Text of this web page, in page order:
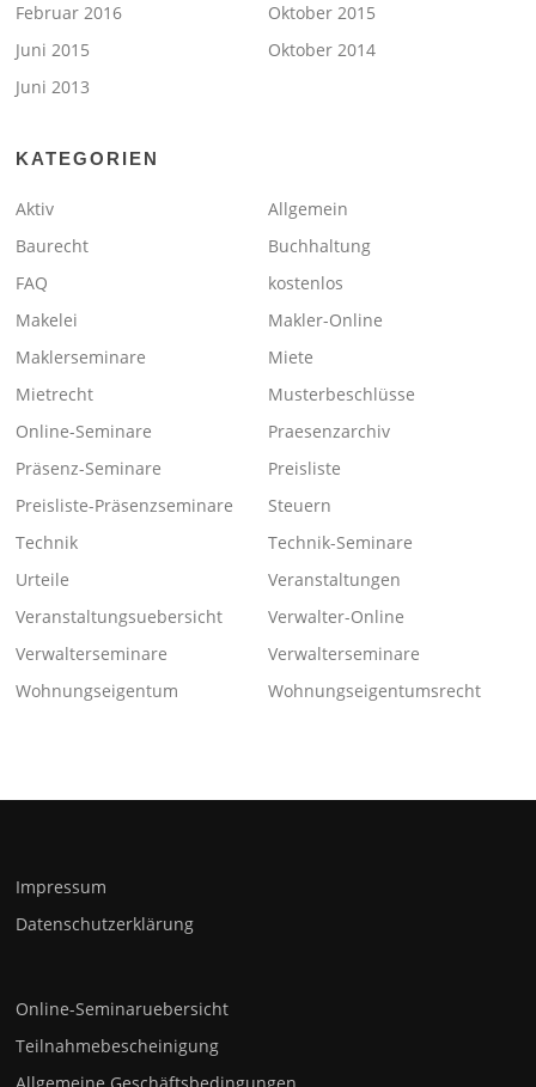
Februar 2016
Oktober 2015
Juni 2015
Oktober 2014
Juni 2013
KATEGORIEN
Aktiv
Allgemein
Baurecht
Buchhaltung
FAQ
kostenlos
Makelei
Makler-Online
Maklerseminare
Miete
Mietrecht
Musterbeschlüsse
Online-Seminare
Praesenzarchiv
Präsenz-Seminare
Preisliste
Preisliste-Präsenzseminare
Steuern
Technik
Technik-Seminare
Urteile
Veranstaltungen
Veranstaltungsuebersicht
Verwalter-Online
Verwalterseminare
Verwalterseminare
Wohnungseigentum
Wohnungseigentumsrecht
Impressum
Datenschutzerklärung
Online-Seminaruebersicht
Teilnahmebescheinigung